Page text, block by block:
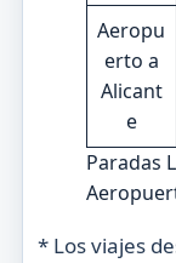
Aeropu
erto a
Alicant
e
Paradas
* Los viajes